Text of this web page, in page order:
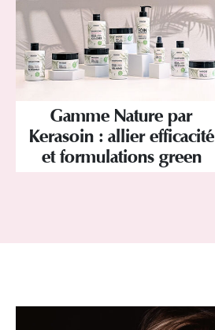
Gamme Nature par
Kerasoin : allier efficacité
et formulations green